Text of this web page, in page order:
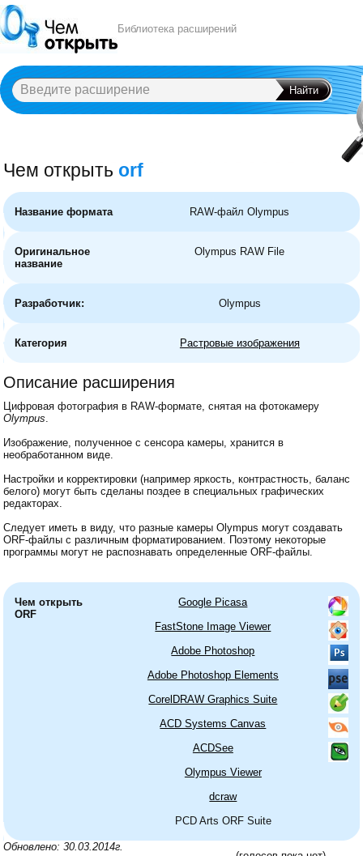
Библиотека расширений
A B C E G H X
Чем открыть orf
Название формата RAW-файл Olympus
Оригинальное
название
Olympus RAW File
Разработчик: Olympus
Категория Растровые изображения
Описание расширения
Цифровая фотография в RAW-формате, снятая на фотокамеру
Olympus.
Изображение, полученное с сенсора камеры, хранится в
необработанном виде.
Настройки и корректировки (например яркость, контрастность, баланс
белого) могут быть сделаны поздее в специальных графических
редакторах.
Следует иметь в виду, что разные камеры Olympus могут создавать
ORF-файлы с различным форматированием. Поэтому некоторые
программы могут не распознавать определенные ORF-файлы.
Чем открыть
ORF
Google Picasa
FastStone Image Viewer
Adobe Photoshop
Adobe Photoshop Elements
CorelDRAW Graphics Suite
ACD Systems Canvas
ACDSee
Olympus Viewer
dcraw
PCD Arts ORF Suite
Обновлено: 30.03.2014г.